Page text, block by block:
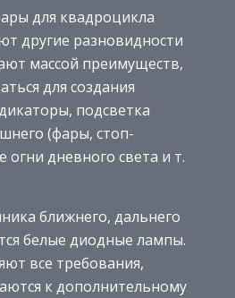
для квадроцикла
другие разновидности
массой преимуществ,
для создания
подсветка
(фары, стоп-
огни дневного света и т.
ближнего, дальнего
белые диодные лампы.
все требования,
к дополнительному